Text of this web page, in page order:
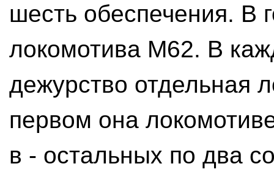
шесть обеспечения. В
локомотива М62. В
дежурство отдельная
первом она
в - остальных по два